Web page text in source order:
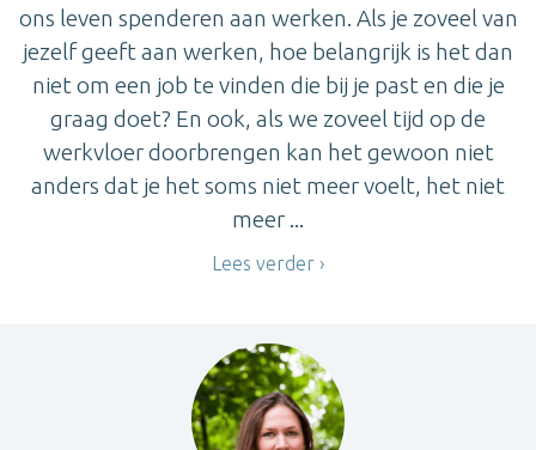
ons leven spenderen aan werken. Als je zoveel van
jezelf geeft aan werken, hoe belangrijk is het dan
niet om een job te vinden die bij je past en die je
graag doet? En ook, als we zoveel tijd op de
werkvloer doorbrengen kan het gewoon niet
anders dat je het soms niet meer voelt, het niet
meer ...
Lees verder